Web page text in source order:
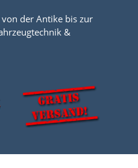
der Antike bis zur
&